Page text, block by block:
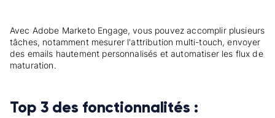
Avec Adobe Marketo Engage, vous pouvez accomplir plusieurs
tâches, notamment mesurer l'attribution multi-touch, envoyer
des emails hautement personnalisés et automatiser les flux de
maturation.
Top 3 des fonctionnalités :